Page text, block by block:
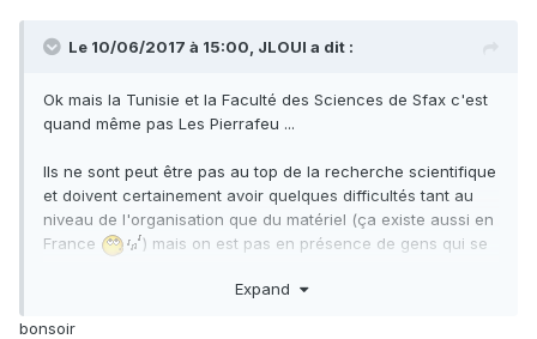
Le 10/06/2017 à 15:00, JLOUI a dit :
Ok mais la Tunisie et la Faculté des Sciences de Sfax c'est
quand même pas Les Pierrafeu ...
Ils ne sont peut être pas au top de la recherche scientifique
et doivent certainement avoir quelques difficultés tant au
niveau de l'organisation que du matériel (ça existe aussi en
France
) mais on est pas en présence de gens qui se
Pour avoir rencontré des universitaires tunisiens, ils vivent
Expand
bonsoir